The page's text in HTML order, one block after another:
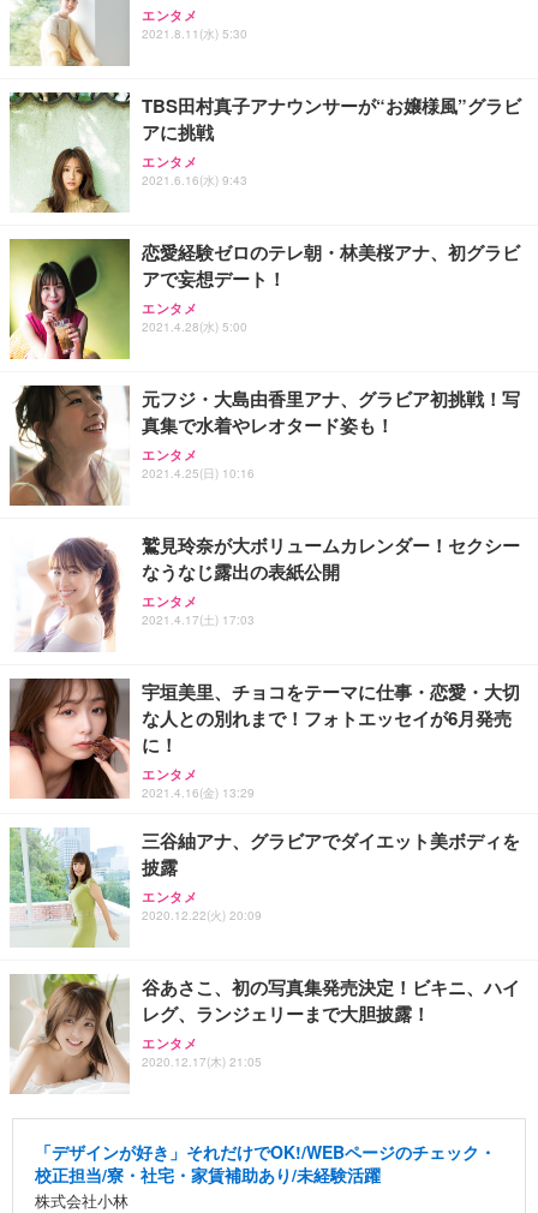
エンタメ
2021.8.11(水) 5:30
TBS田村真子アナウンサーが“お嬢様風”グラビ
アに挑戦
エンタメ
2021.6.16(水) 9:43
恋愛経験ゼロのテレ朝・林美桜アナ、初グラビ
アで妄想デート！
エンタメ
2021.4.28(水) 5:00
元フジ・大島由香里アナ、グラビア初挑戦！写
真集で水着やレオタード姿も！
エンタメ
2021.4.25(日) 10:16
鷲見玲奈が大ボリュームカレンダー！セクシー
なうなじ露出の表紙公開
エンタメ
2021.4.17(土) 17:03
宇垣美里、チョコをテーマに仕事・恋愛・大切
な人との別れまで！フォトエッセイが6月発売
に！
エンタメ
2021.4.16(金) 13:29
三谷紬アナ、グラビアでダイエット美ボディを
披露
エンタメ
2020.12.22(火) 20:09
谷あさこ、初の写真集発売決定！ビキニ、ハイ
レグ、ランジェリーまで大胆披露！
エンタメ
2020.12.17(木) 21:05
「デザインが好き」それだけでOK!/WEBページのチェック・
校正担当/寮・社宅・家賃補助あり/未経験活躍
株式会社小林